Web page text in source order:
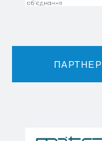
ПАРТНЕР